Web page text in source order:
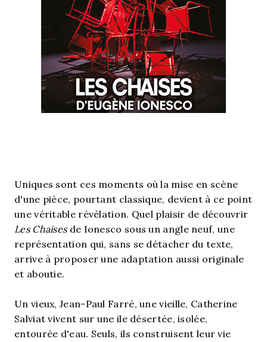
Uniques sont ces moments où la mise en scène
d'une pièce, pourtant classique, devient à ce point
une véritable révélation. Quel plaisir de découvrir
Les Chaisesde Ionesco sous un angle neuf, une
représentation qui, sans se détacher du texte,
arrive à proposer une adaptation aussi originale
et aboutie.
Un vieux, Jean-Paul Farré, une vieille, Catherine
Salviat vivent sur une ile désertée, isolée,
entourée d'eau. Seuls, ils construisent leur vie